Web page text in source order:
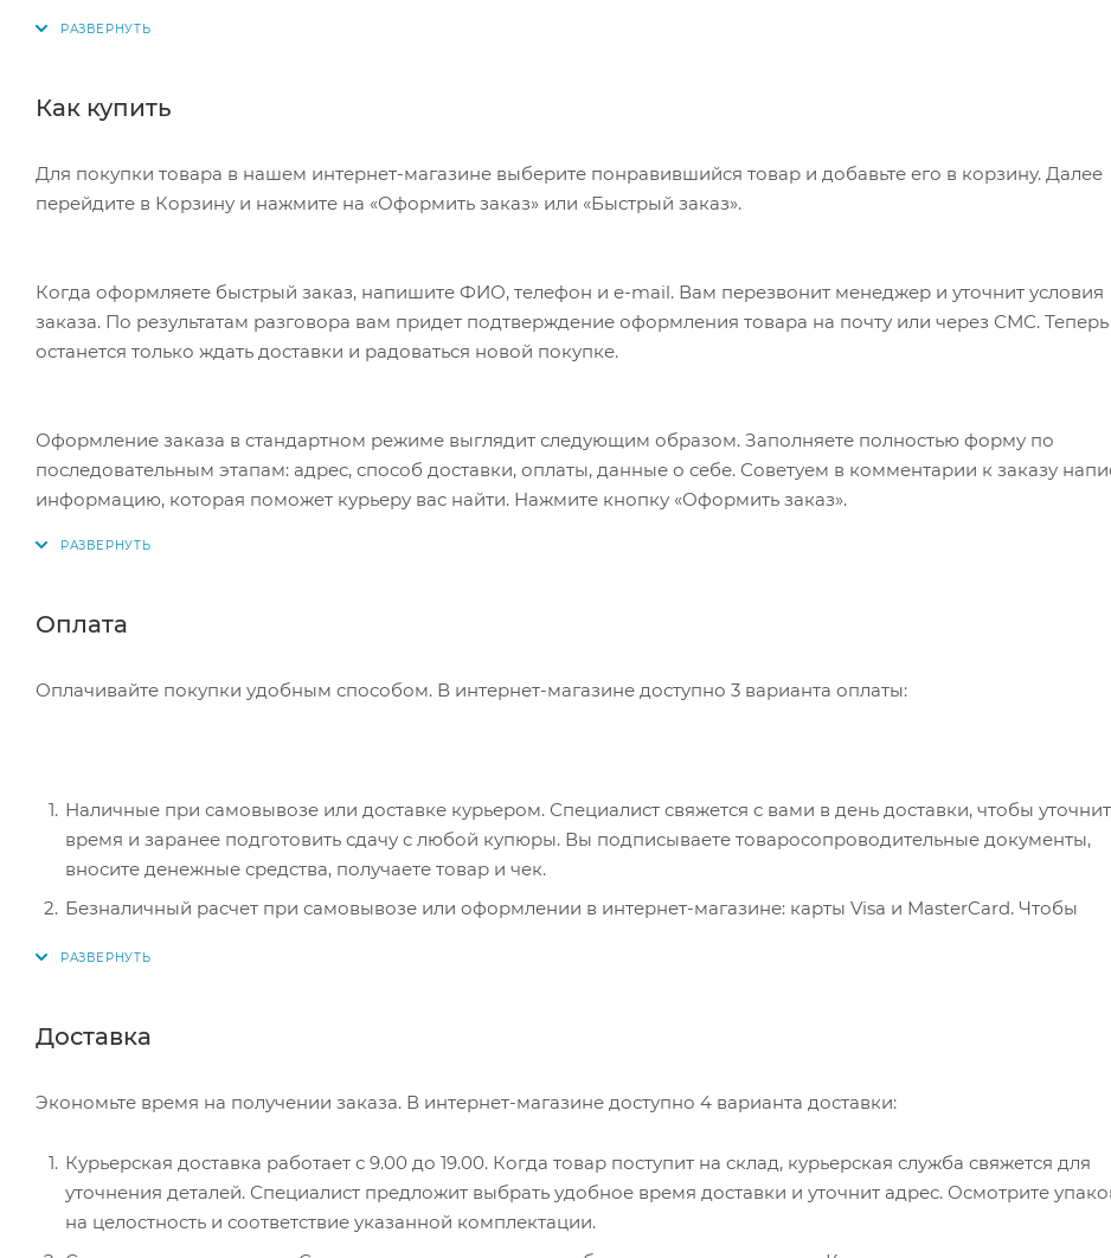
рекомендовать их для вас и ваших клиентов. Мягкое полотно совершенно незаметно даже под тонкой обивкой
сидений. При производстве используются самые качественные комплектующие. Широкий выбор моделей
удовлетворит любого клиента. Ну и, конечно, цена. Не будем забывать и про это преимущество.
◦ 4 нагревательных элемента 470 * 250 мм (размер активной зоны 400 * 240 мм)
◦ 1 кнопка с двумя клавишами управления режимом работы
◦ Комплект проводов с предохранителем 10А
◦ Металлические скобы для крепления оригинального чехла сидения (на тот случай, если при демонтаже чехла
◦ Потребляемая мощность 60 W
◦ Температура нагрева 37 - 65 °С
◦ Пористая ткань пропускающая воздух
◦ Нагревательный элемент - прочная, пожаробезопасная нить.
Как купить
Для покупки товара в нашем интернет-магазине выберите понравившийся товар и добавьте его в корзину. Далее
перейдите в Корзину и нажмите на «Оформить заказ» или «Быстрый заказ».
Когда оформляете быстрый заказ, напишите ФИО, телефон и e-mail. Вам перезвонит менеджер и уточнит условия
заказа. По результатам разговора вам придет подтверждение оформления товара на почту или через СМС. Теперь
останется только ждать доставки и радоваться новой покупке.
Оформление заказа в стандартном режиме выглядит следующим образом. Заполняете полностью форму по
последовательным этапам: адрес, способ доставки, оплаты, данные о себе. Советуем в комментарии к заказу
информацию, которая поможет курьеру вас найти. Нажмите кнопку «Оформить заказ».
Оплата
Оплачивайте покупки удобным способом. В интернет-магазине доступно 3 варианта оплаты:
Наличные при самовывозе или доставке курьером. Специалист свяжется с вами в день доставки, чтобы
время и заранее подготовить сдачу с любой купюры. Вы подписываете товаросопроводительные документы,
вносите денежные средства, получаете товар и чек.
Безналичный расчет при самовывозе или оформлении в интернет-магазине: карты Visa и MasterCard. Чтобы
действия и имя держателя.
перенаправит вас на страницу платежного сервиса. Здесь необходимо заполнить форму по инструкции.
Доставка
Экономьте время на получении заказа. В интернет-магазине доступно 4 варианта доставки:
Курьерская доставка работает с 9.00 до 19.00. Когда товар поступит на склад, курьерская служба свяжется для
уточнения деталей. Специалист предложит выбрать удобное время доставки и уточнит адрес. Осмотрите
на целостность и соответствие указанной комплектации.